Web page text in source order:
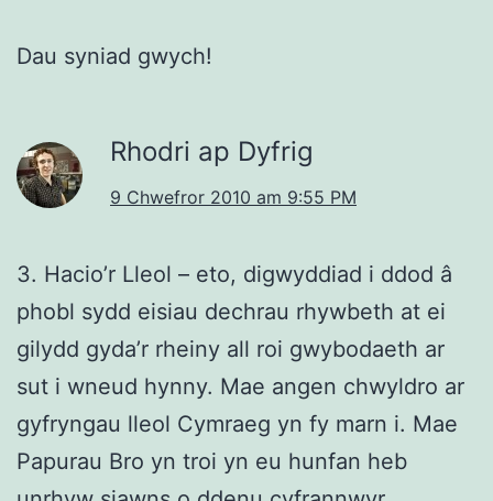
Dau syniad gwych!
Rhodri ap Dyfrig
9 Chwefror 2010 am 9:55 PM
3. Hacio’r Lleol – eto, digwyddiad i ddod â
phobl sydd eisiau dechrau rhywbeth at ei
gilydd gyda’r rheiny all roi gwybodaeth ar
sut i wneud hynny. Mae angen chwyldro ar
gyfryngau lleol Cymraeg yn fy marn i. Mae
Papurau Bro yn troi yn eu hunfan heb